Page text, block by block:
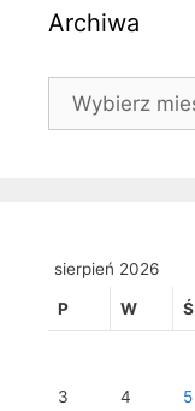
Archiwa
Archiwa
sierpień 2026
P W Ś
3 4 5